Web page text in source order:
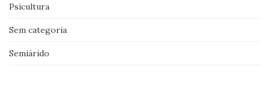
Psicultura
Sem categoria
Semiárido